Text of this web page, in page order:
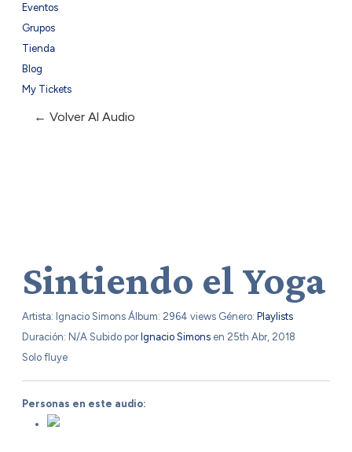
Eventos
Grupos
Tienda
Blog
My Tickets
← Volver Al Audio
Sintiendo el Yoga
Artista: Ignacio SimonsÁlbum: 2964 views Género: Playlists
Duración: N/ASubido por Ignacio Simons en 25th Abr, 2018
Solo fluye
Personas en este audio: